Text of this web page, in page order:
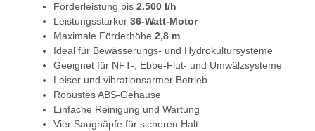
Förderleistung bis 2.500 l/h
Leistungsstarker 36-Watt-Motor
Maximale Förderhöhe 2,8 m
Ideal für Bewässerungs- und Hydrokultursysteme
Geeignet für NFT-, Ebbe-Flut- und Umwälzsysteme
Leiser und vibrationsarmer Betrieb
Robustes ABS-Gehäuse
Einfache Reinigung und Wartung
Vier Saugnäpfe für sicheren Halt